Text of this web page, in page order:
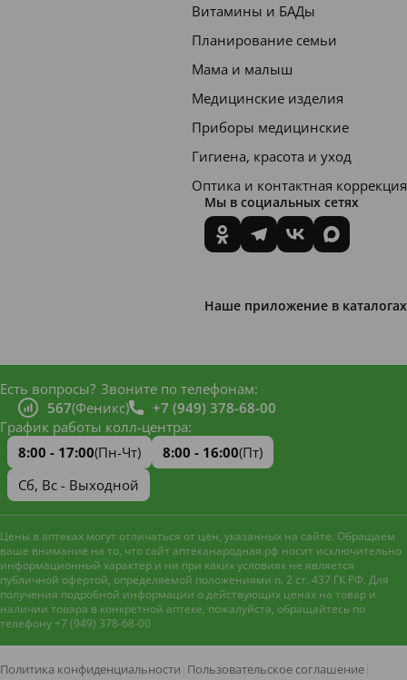
Витамины и БАДы
Планирование семьи
Мама и малыш
Медицинские изделия
Приборы медицинские
Гигиена, красота и уход
Оптика и контактная коррекция
Мы в социальных сетях
Наше приложение в каталогах
Есть вопросы? Звоните по телефонам:
567(Феникс)
+7 (949) 378-68-00
График работы колл-центра:
8:00 - 17:00(Пн-Чт) 8:00 - 16:00(Пт)
Сб, Вс - Выходной
Цены в аптеках могут отличаться от цен, указанных на сайте. Обращаем
ваше внимание на то, что сайт аптеканародная.рф носит исключительно
информационный характер и ни при каких условиях не является
публичной офертой, определяемой положениями п. 2 ст. 437 ГК РФ. Для
получения подробной информации о действующих ценах на товар и
наличии товара в конкретной аптеке, пожалуйста, обращайтесь по
телефону +7 (949) 378-68-00
Политика конфиденциальности Пользовательское соглашение
Наш сайт использует файлы
улучшения работы и анализа